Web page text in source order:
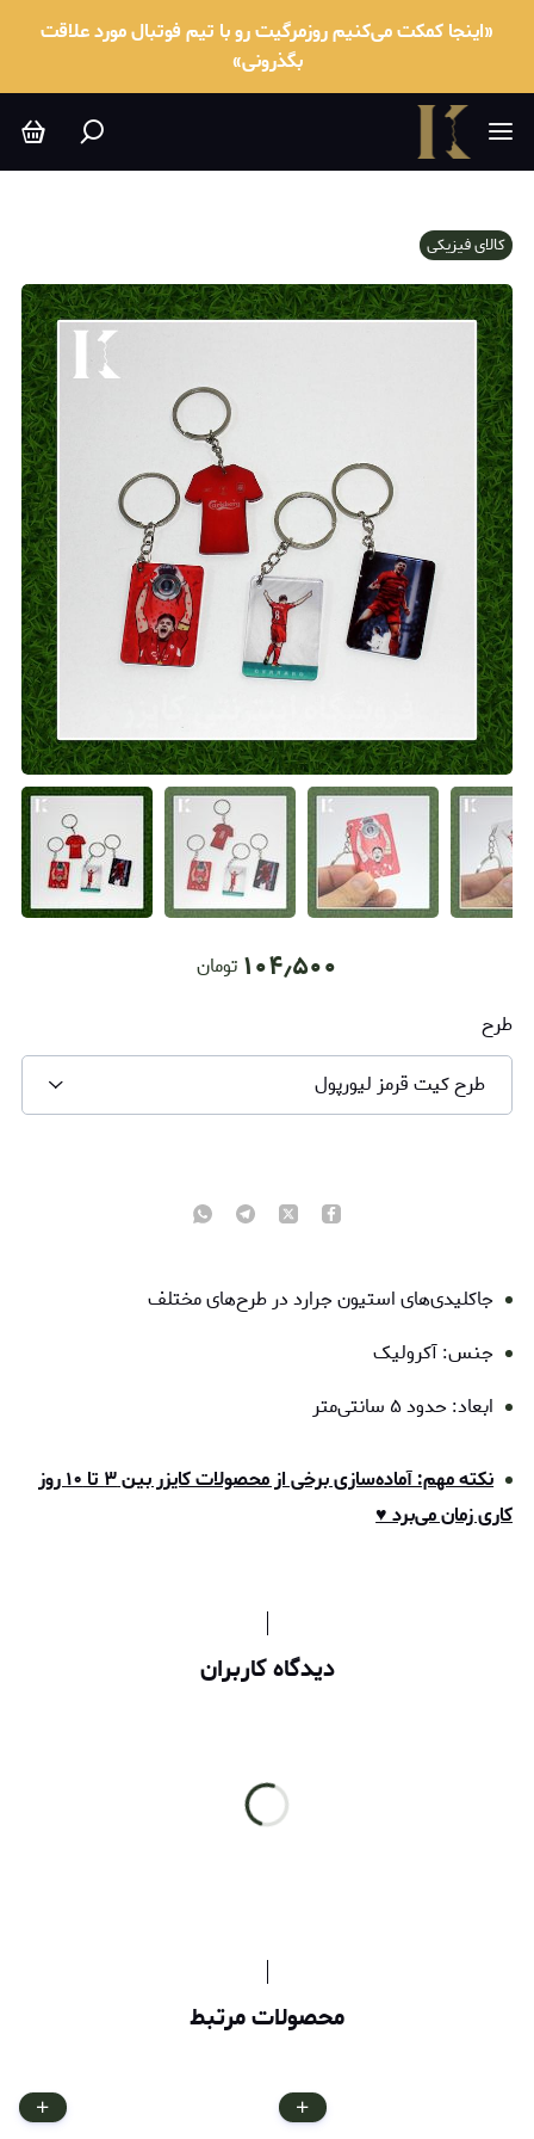
«اینجا کمکت می‌کنیم روزمرگیت رو با تیم فوتبال مورد علاقت
بگذرونی»
کالای فیزیکی
۱۰۴٫۵۰۰ تومان
طرح
طرح کیت قرمز لیورپول
جاکلیدی‌های استیون جرارد در طرح‌های مختلف
جنس: آکرولیک
ابعاد: حدود ۵ سانتی‌متر
نکته مهم: آماده‌سازی برخی از محصولات کایزر بین ۳ تا ۱۰ روز
کاری زمان می‌برد ♥
دیدگاه کاربران
محصولات مرتبط